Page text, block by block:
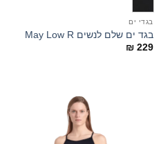
בגדי ים
בגד ים שלם לנשים May Low R
₪ 229